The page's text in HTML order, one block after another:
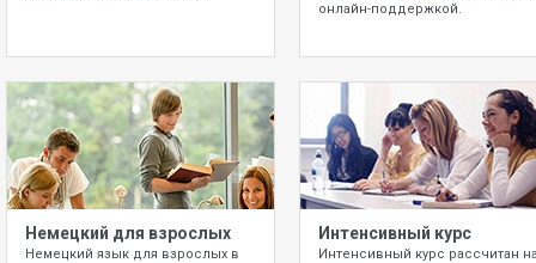
онлайн-поддержкой.
Немецкий для взрослых
Немецкий язык для взрослых в
Интенсивный курс
Интенсивный курс рассчитан